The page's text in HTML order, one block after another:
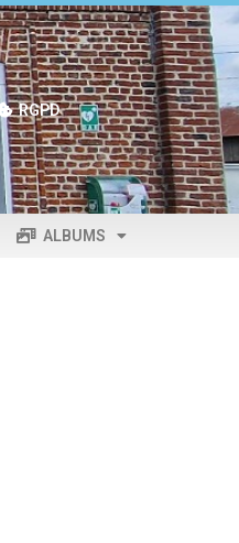
RGPD
ALBUMS